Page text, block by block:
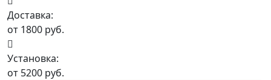
Доставка:
от 1800 руб.
Установка:
от 5200 руб.